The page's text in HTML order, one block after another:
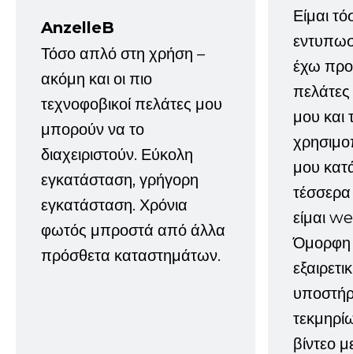
AnzelleB
Τόσο απλό στη χρήση –
ακόμη και οι πιο
τεχνοφοβικοί πελάτες μου
μπορούν να το
διαχειριστούν. Εύκολη
εγκατάσταση, γρήγορη
εγκατάσταση. Χρόνια
φωτός μπροστά από άλλα
πρόσθετα καταστημάτων.
Είμαι
έχω
μου και
μου
είμαι
Όμορφη
βίντεο